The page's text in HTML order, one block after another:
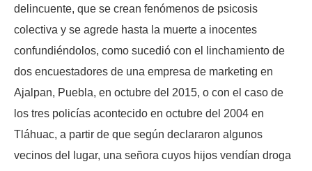
delincuente, que se crean fenómenos de psicosis
colectiva y se agrede hasta la muerte a inocentes
confundiéndolos, como sucedió con el linchamiento de
dos encuestadores de una empresa de marketing en
Ajalpan, Puebla, en octubre del 2015, o con el caso de
los tres policías acontecido en octubre del 2004 en
Tláhuac, a partir de que según declararon algunos
vecinos del lugar, una señora cuyos hijos vendían droga